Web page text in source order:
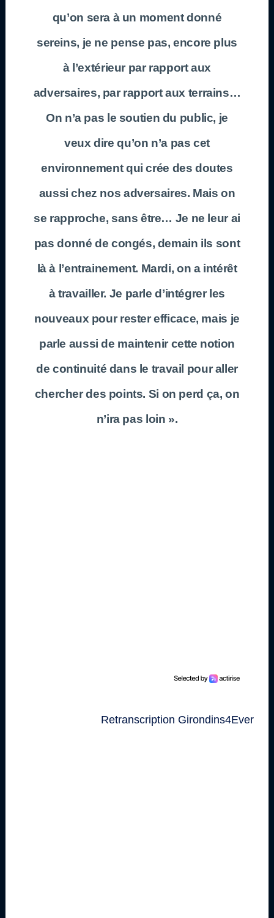
qu’on sera à un moment donné
sereins, je ne pense pas, encore plus
à l’extérieur par rapport aux
adversaires, par rapport aux terrains…
On n’a pas le soutien du public, je
veux dire qu’on n’a pas cet
environnement qui crée des doutes
aussi chez nos adversaires. Mais on
se rapproche, sans être… Je ne leur ai
pas donné de congés, demain ils sont
là à l’entrainement. Mardi, on a intérêt
à travailler. Je parle d’intégrer les
nouveaux pour rester efficace, mais je
parle aussi de maintenir cette notion
de continuité dans le travail pour aller
chercher des points. Si on perd ça, on
n’ira pas loin ».
Retranscription Girondins4Ever